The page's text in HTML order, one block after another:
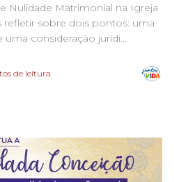
Nulidade Matrimonial na Igreja
sobre dois pontos: uma
consideração jurídi...
de leitura